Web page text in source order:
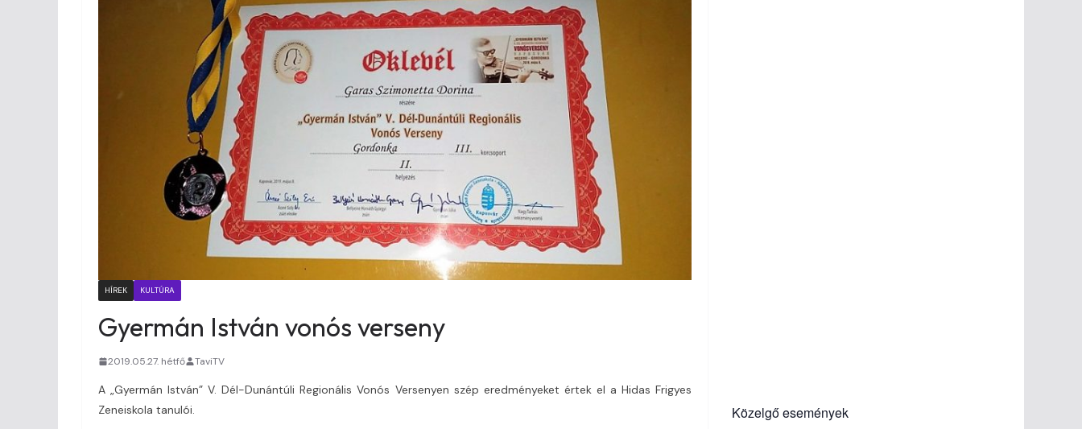
HÍREK KULTÚRA
Gyermán István vonós verseny
2019.05.27. hétfő TaviTV
A „Gyermán István” V. Dél-Dunántúli Regionális Vonós Versenyen szép eredményeket értek el a Hidas Frigyes
Zeneiskola tanulói.
Közelgő események